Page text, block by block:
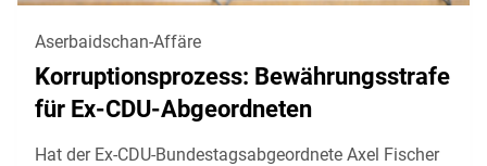
Aserbaidschan-Affäre
Korruptionsprozess: Bewährungsstrafe
für Ex-CDU-Abgeordneten
Hat der Ex-CDU-Bundestagsabgeordnete Axel Fischer